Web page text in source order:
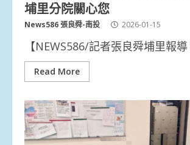
埔里分院關心您
News586 張良舜-南投 2026-01-15
【NEWS586/記者張良舜埔里報導
Read More